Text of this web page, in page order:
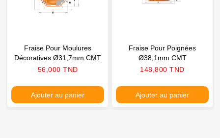
Fraise Pour Moulures
Décoratives Ø31,7mm CMT
Prix
56,000 TND
Ajouter au panier
Fraise Pour Poignées
Ø38,1mm CMT
Prix
148,800 TND
Ajouter au panier